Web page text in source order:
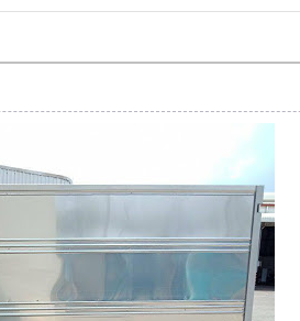
Mazda 3 Hatchback